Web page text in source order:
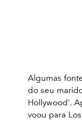
Algumas
do seu
Hollywood'.
voou para